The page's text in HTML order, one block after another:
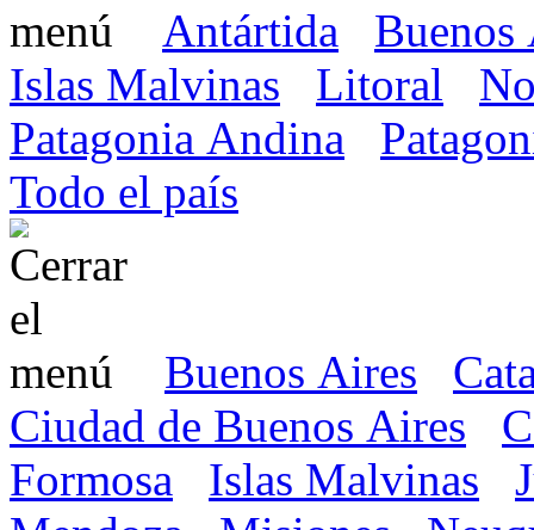
Antártida
Buenos
Islas Malvinas
Litoral
Patagonia Andina
Todo el país
Buenos Aires
Ciudad de Buenos Aires
Formosa
Islas Malvinas